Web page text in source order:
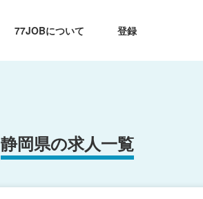
77JOBについて
登録
静岡県の求人一覧